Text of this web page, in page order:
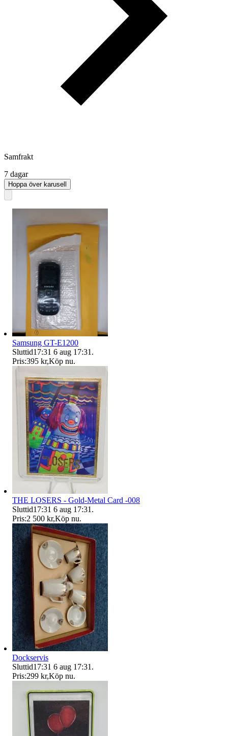
Samfrakt
7 dagar
Hoppa över karusell
Samsung GT-E1200
Sluttid17:31 6 aug 17:31 .
Pris:395 kr,Köp nu.
THE LOSERS - Gold-Metal Card -008
Sluttid17:31 6 aug 17:31 .
Pris:2 500 kr,Köp nu.
Dockservis
Sluttid17:31 6 aug 17:31 .
Pris:299 kr,Köp nu.